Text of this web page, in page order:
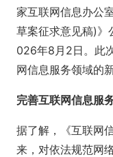
家互联网信息办公
草案征求意见稿)》
026年8月2日。此
网信息服务领域的
完善互联网信息服
据了解，《互联网
来，对依法规范网